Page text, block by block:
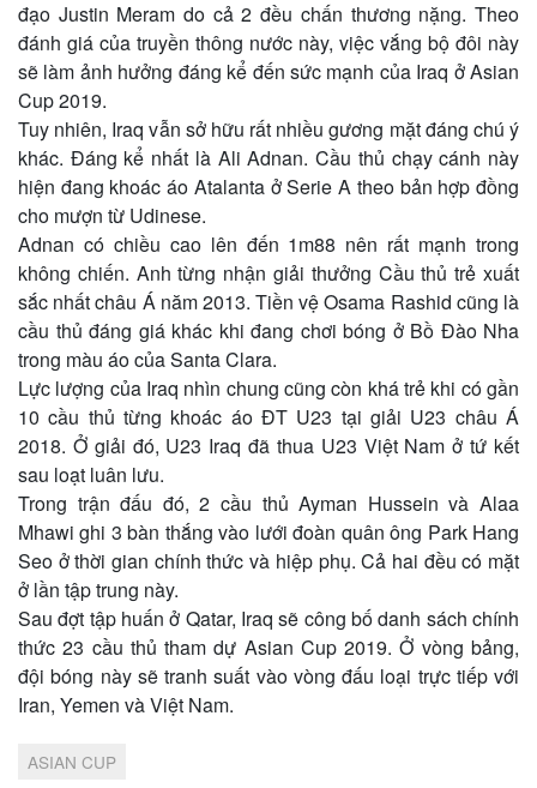
đạo Justin Meram do cả 2 đều chấn thương nặng. Theo
đánh giá của truyền thông nước này, việc vắng bộ đôi này
sẽ làm ảnh hưởng đáng kể đến sức mạnh của Iraq ở Asian
Cup 2019.
Tuy nhiên, Iraq vẫn sở hữu rất nhiều gương mặt đáng chú ý
khác. Đáng kể nhất là Ali Adnan. Cầu thủ chạy cánh này
hiện đang khoác áo Atalanta ở Serie A theo bản hợp đồng
cho mượn từ Udinese.
Adnan có chiều cao lên đến 1m88 nên rất mạnh trong
không chiến. Anh từng nhận giải thưởng Cầu thủ trẻ xuất
sắc nhất châu Á năm 2013. Tiền vệ Osama Rashid cũng là
cầu thủ đáng giá khác khi đang chơi bóng ở Bồ Đào Nha
trong màu áo của Santa Clara.
Lực lượng của Iraq nhìn chung cũng còn khá trẻ khi có gần
10 cầu thủ từng khoác áo ĐT U23 tại giải U23 châu Á
2018. Ở giải đó, U23 Iraq đã thua U23 Việt Nam ở tứ kết
sau loạt luân lưu.
Trong trận đấu đó, 2 cầu thủ Ayman Hussein và Alaa
Mhawi ghi 3 bàn thắng vào lưới đoàn quân ông Park Hang
Seo ở thời gian chính thức và hiệp phụ. Cả hai đều có mặt
ở lần tập trung này.
Sau đợt tập huấn ở Qatar, Iraq sẽ công bố danh sách chính
thức 23 cầu thủ tham dự Asian Cup 2019. Ở vòng bảng,
đội bóng này sẽ tranh suất vào vòng đấu loại trực tiếp với
Iran, Yemen và Việt Nam.
ASIAN CUP